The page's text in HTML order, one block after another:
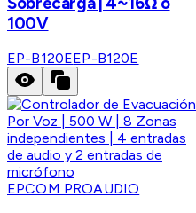
100V
EP-B120EEP-B120E
EPCOM PROAUDIO